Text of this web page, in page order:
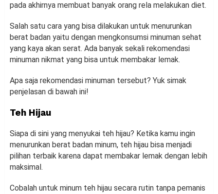
pada akhirnya membuat banyak orang rela melakukan diet.
Salah satu cara yang bisa dilakukan untuk menurunkan
berat badan yaitu dengan mengkonsumsi minuman sehat
yang kaya akan serat. Ada banyak sekali rekomendasi
minuman nikmat yang bisa untuk membakar lemak.
Apa saja rekomendasi minuman tersebut? Yuk simak
penjelasan di bawah ini!
Teh Hijau
Siapa di sini yang menyukai teh hijau? Ketika kamu ingin
menurunkan berat badan minum, teh hijau bisa menjadi
pilihan terbaik karena dapat membakar lemak dengan lebih
maksimal.
Cobalah untuk minum teh hijau secara rutin tanpa pemanis